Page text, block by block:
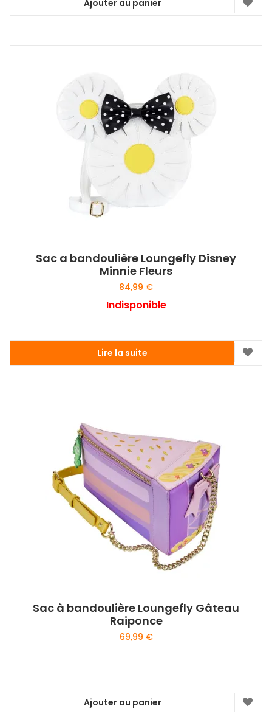
Ajouter au panier
Sac a bandoulière Loungefly Disney
Minnie Fleurs
84,99 €
Indisponible
Lire la suite
Sac à bandoulière Loungefly Gâteau
Raiponce
69,99 €
Ajouter au panier